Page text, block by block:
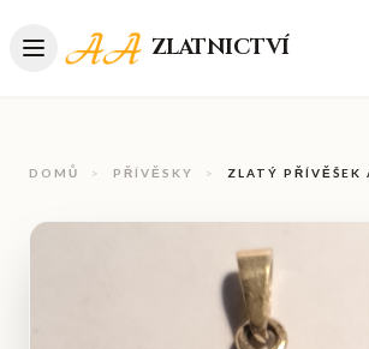
ZLATNICTVÍ
DOMŮ > PŘÍVĚSKY > ZLATÝ PŘÍVĚŠEK